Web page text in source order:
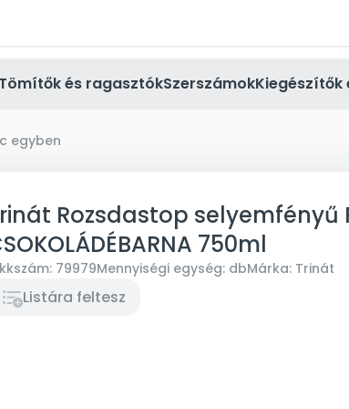
Tömítők és ragasztókSzerszámok
egyben
Rozsdastop selyemfényű
750ml
79979Mennyiségi egység: dbMárka: Trinát
Listára feltesz